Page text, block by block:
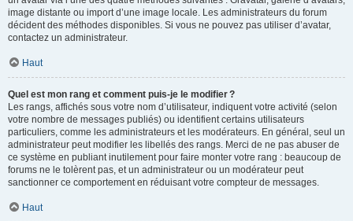
image distante ou import d’une image locale. Les administrateurs du forum
décident des méthodes disponibles. Si vous ne pouvez pas utiliser d’avatar,
contactez un administrateur.
Haut
Quel est mon rang et comment puis-je le modifier ?
Les rangs, affichés sous votre nom d’utilisateur, indiquent votre activité (selon
votre nombre de messages publiés) ou identifient certains utilisateurs
particuliers, comme les administrateurs et les modérateurs. En général, seul un
administrateur peut modifier les libellés des rangs. Merci de ne pas abuser de
ce système en publiant inutilement pour faire monter votre rang : beaucoup de
forums ne le tolèrent pas, et un administrateur ou un modérateur peut
sanctionner ce comportement en réduisant votre compteur de messages.
Haut